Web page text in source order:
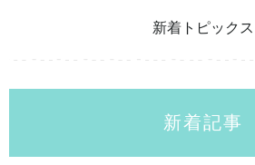
新着トピックス
新着記事